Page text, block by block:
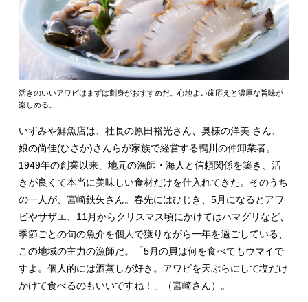
活きのいいアワビはまずは刺身がおすすめだ。心地よい歯応えと濃厚な旨味が
楽しめる。
いずみや鮮魚店は、社⻑の原田裕光さん、奥様の洋美 さん、
娘の尚佳(ひさか)さんらが家族で経営する鴨川の仲卸業者。
1949年の創業以来、地元の漁師・海人と信頼関係を築き、活
きが良くて本当に美味しい食材だけを仕入れてきた。そのうち
の一人が、宮崎鉄矢さん。春先にはひじき、5月になるとアワ
ビやサザエ、11月からクリスマス頃にかけてはハマグリなど、
季節ごとの旬の魚介を個人で獲りながら一年を過ごしている、
この地域の主力の漁師だ。「5月の貝は何を食べてもウマイで
すよ。個人的には酒蒸しが好き。アワビを天ぷらにして塩だけ
かけて食べるのもいいですね！」（宮崎さん）。